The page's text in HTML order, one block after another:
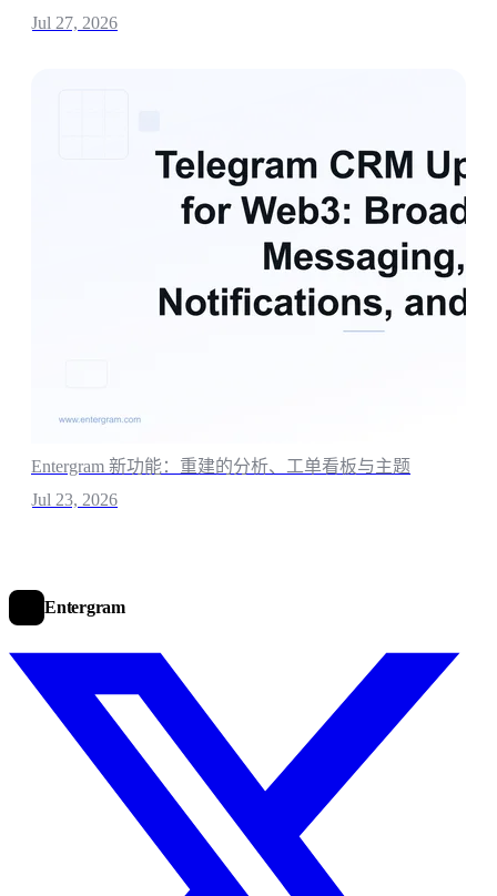
Jul 27, 2026
Entergram 新功能：重建的分析、工单看板与主题
Jul 23, 2026
Entergram